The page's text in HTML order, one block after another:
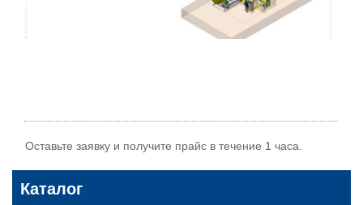
Оставьте заявку и получите прайс в течение 1 часа.
Каталог